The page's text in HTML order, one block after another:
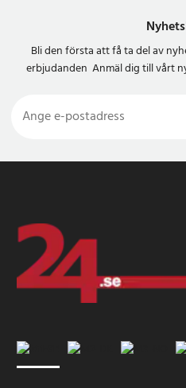
Bli den första att få ta del av
erbjudanden Anmäl dig till vårt